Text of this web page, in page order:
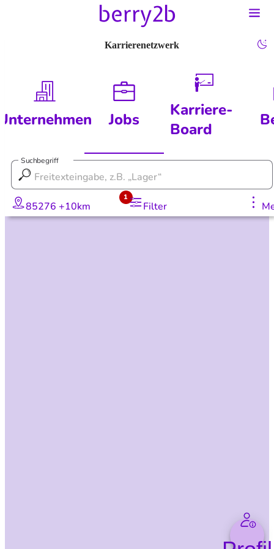
Karrierenetzwerk
Jobs
Karriere-
Board
Suchbegriff
85276 +10km Filter
1